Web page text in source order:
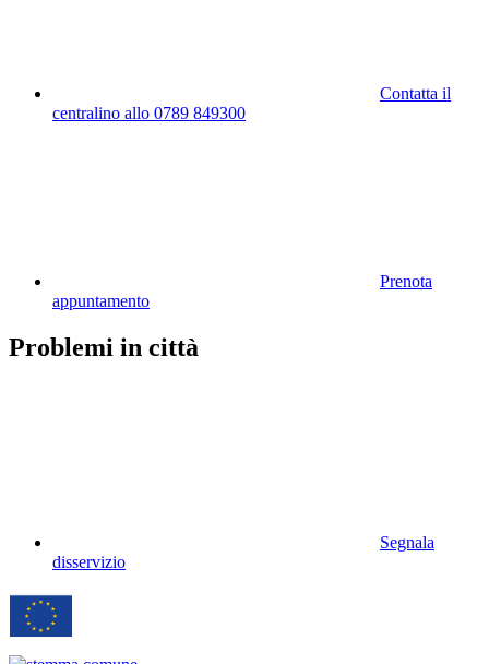
Contatta il
centralino allo 0789 849300
Prenota
appuntamento
Problemi in città
Segnala
disservizio